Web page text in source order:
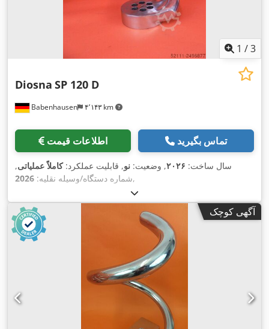
1 /3
Babenhausen ۴٬۱۴۳ km
Diosna SP 120 D
اطلاعات قیمت تماس بگیرید
سال ساخت: ۲۰۲۶, وضعیت: نو, قابلیت عملکرد:کاملاً عملیاتی,
شماره دستگاه/وسیله نقلیه: 2026 ,
آگهی کوچک